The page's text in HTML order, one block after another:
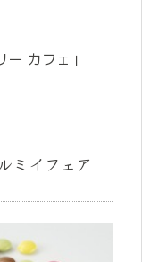
カフェ」
ミイフェア